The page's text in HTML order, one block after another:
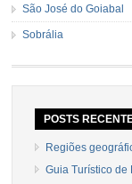
São José do Goiabal
Sobrália
POSTS
Regiões
Guia Turístico de